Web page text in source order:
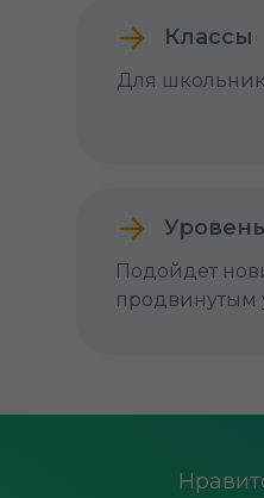
Подойдет
продвинутым
Для
Классы
Уровень